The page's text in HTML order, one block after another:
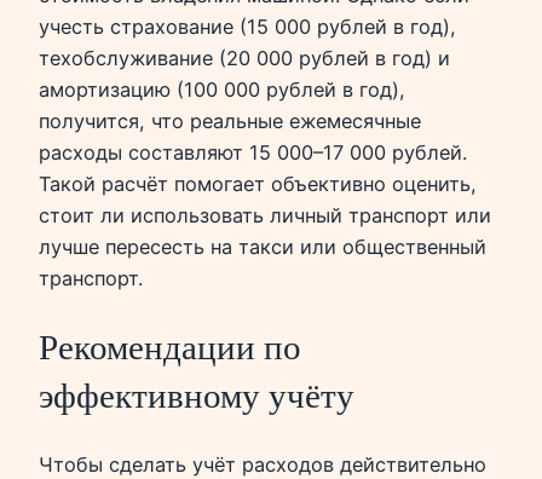
учесть страхование (15 000 рублей в год),
техобслуживание (20 000 рублей в год) и
амортизацию (100 000 рублей в год),
получится, что реальные ежемесячные
расходы составляют 15 000–17 000 рублей.
Такой расчёт помогает объективно оценить,
стоит ли использовать личный транспорт или
лучше пересесть на такси или общественный
транспорт.
Рекомендации по
эффективному учёту
Чтобы сделать учёт расходов действительно